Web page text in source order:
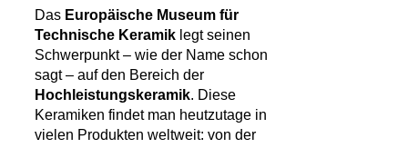
Das Europäische Museum für
Technische Keramik legt seinen
Schwerpunkt – wie der Name schon
sagt – auf den Bereich der
Hochleistungskeramik. Diese
Keramiken findet man heutzutage in
vielen Produkten weltweit: von der